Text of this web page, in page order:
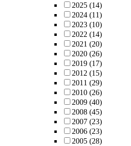
2025 (14)
2024 (11)
2023 (10)
2022 (14)
2021 (20)
2020 (26)
2019 (17)
2012 (15)
2011 (29)
2010 (26)
2009 (40)
2008 (45)
2007 (23)
2006 (23)
2005 (28)